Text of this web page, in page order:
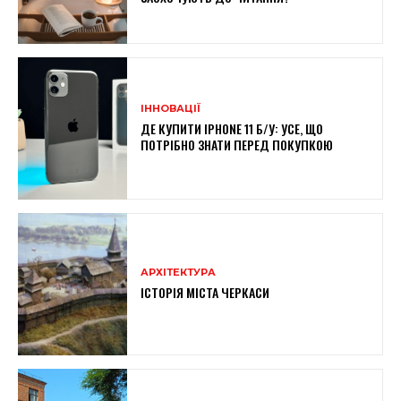
ІННОВАЦІЇ
ДЕ КУПИТИ IPHONE 11 Б/У: УСЕ, ЩО
ПОТРІБНО ЗНАТИ ПЕРЕД ПОКУПКОЮ
АРХІТЕКТУРА
ІСТОРІЯ МІСТА ЧЕРКАСИ